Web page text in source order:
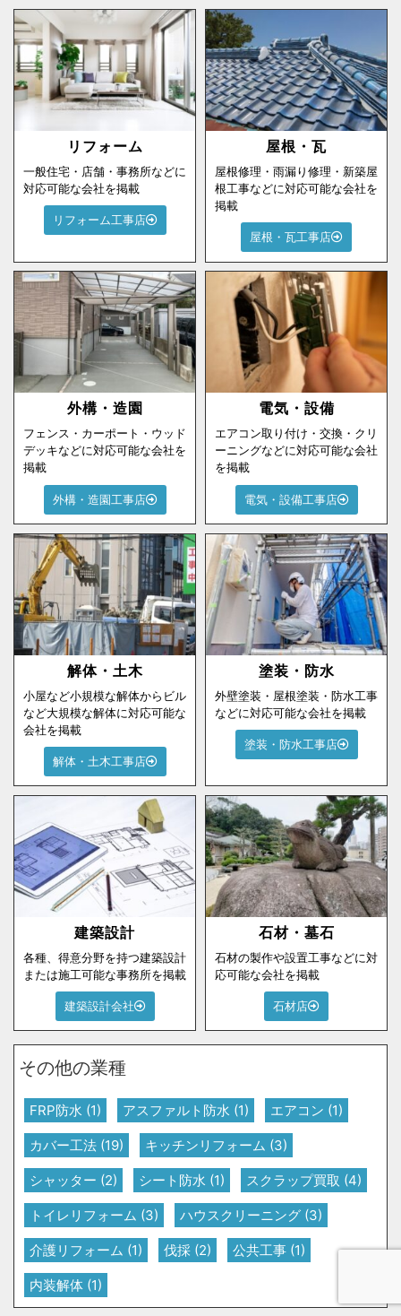
リフォーム
一般住宅・店舗・事務所などに
対応可能な会社を掲載
リフォーム工事店
屋根・瓦
屋根修理・雨漏り修理・新築屋
根工事などに対応可能な会社を
掲載
屋根・瓦工事店
外構・造園
フェンス・カーポート・ウッド
デッキなどに対応可能な会社を
掲載
外構・造園工事店
電気・設備
エアコン取り付け・交換・クリ
ーニングなどに対応可能な会社
を掲載
電気・設備工事店
解体・土木
小屋など小規模な解体からビル
など大規模な解体に対応可能な
会社を掲載
解体・土木工事店
塗装・防水
外壁塗装・屋根塗装・防水工事
などに対応可能な会社を掲載
塗装・防水工事店
建築設計
各種、得意分野を持つ建築設計
または施工可能な事務所を掲載
建築設計会社
石材・墓石
石材の製作や設置工事などに対
応可能な会社を掲載
石材店
その他の業種
FRP防水 (1) アスファルト防水 (1) エアコン (1)
カバー工法 (19) キッチンリフォーム (3)
シャッター (2) シート防水 (1) スクラップ買取 (4)
トイレリフォーム (3) ハウスクリーニング (3)
介護リフォーム (1) 伐採 (2) 公共工事 (1)
内装解体 (1)